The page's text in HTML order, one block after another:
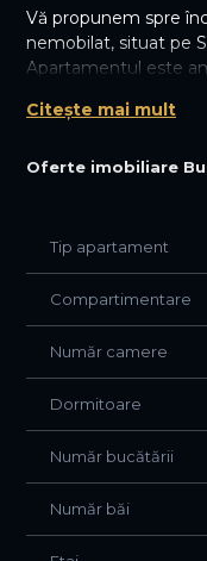
Oferte imobiliare
Vă propunem spre
nemobilat, situat pe
Apartamentul este
locuire, datorită
igienizată și este
Vă așteptăm la
Citește mai mult
Tip apartament
Compartimentare
Număr camere
Dormitoare
Număr bucătării
Număr băi